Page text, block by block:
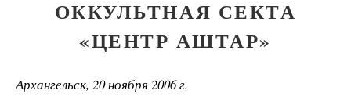
ОККУЛЬТНАЯ СЕКТА
«ЦЕНТР АШТАР»
Архангельск, 20 ноября 2006 г.